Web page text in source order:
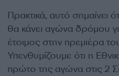
Πρακτικά, αυτό σημαίνει
θα κάνει αγώνα δρόμου
έτοιμος στην πρεμιέρα
Υπενθυμίζουμε ότι η
πρώτο της αγώνα στις 2